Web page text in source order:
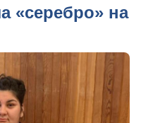
«серебро» на